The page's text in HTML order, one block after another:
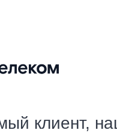
клиент,